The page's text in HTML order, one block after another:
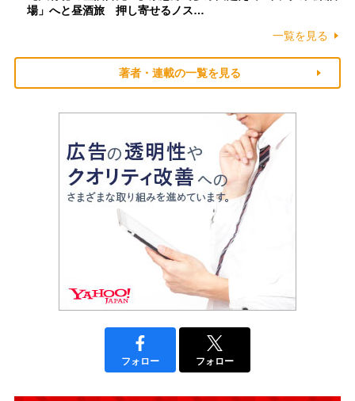
場」へと昼酒旅 押し寄せるノス…
一覧を見る
著者・連載の一覧を見る
フォロー フォロー